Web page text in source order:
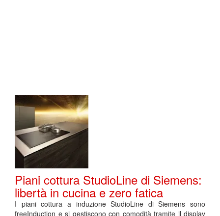
Piani cottura StudioLine di Siemens:
libertà in cucina e zero fatica
I piani cottura a induzione StudioLine di Siemens sono
freeInduction e si gestiscono con comodità tramite il display